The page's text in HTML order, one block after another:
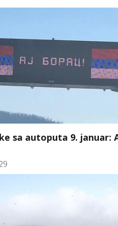
sa autoputa 9. januar: